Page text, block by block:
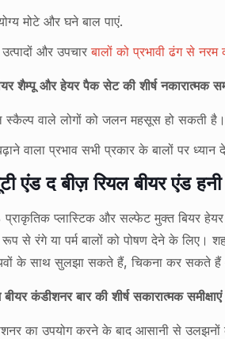
मोटे और घने बाल पाएं.
उत्पादों और उपचारबालों को प्रभावी ढंग से नरम
शैम्पू और हेयर पैक सेट की शीर्ष नकारात्मक
स्कैल्प वाले लोगों को जलन महसूस हो सकती है।
वाला प्रभाव सभी प्रकार के बालों पर ध्यान
एंड द बीज़ रियल बीयर एंड
प्राकृतिक प्लास्टिक और सल्फेट मुक्त बियर
से रंगे या पर्म बालों को पोषण देने के
के साथ सुलझा सकते हैं, चिकना कर सकते हैं
कंडीशनर बार की शीर्ष सकारात्मक समीक्षाएं
का उपयोग करने के बाद आसानी से